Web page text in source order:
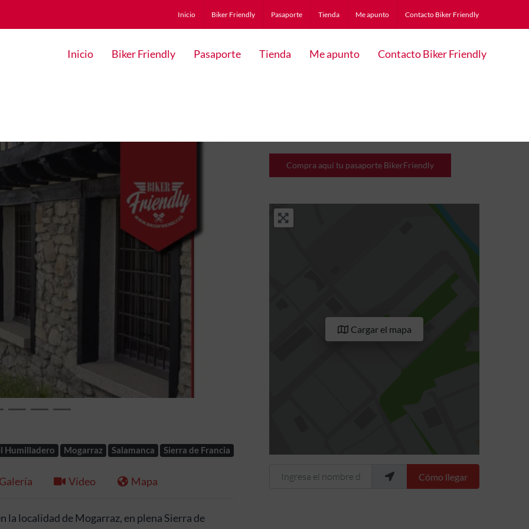
Inicio Biker Friendly Pasaporte Tienda Me apunto Contacto Biker Friendly
Inicio Biker Friendly Pasaporte Tienda Me apunto Contacto Biker Friendly
Humilladero Mogarraz Salamanca Sierra de Francia
Galería Vídeo Mapa
la localidad de Mogarraz, en plena Sierra de
Compra aquí tu pasaporte BikerFriendly
Cargar el mapa
Ingresa el nombre de tu ubicaciónCómo llegar